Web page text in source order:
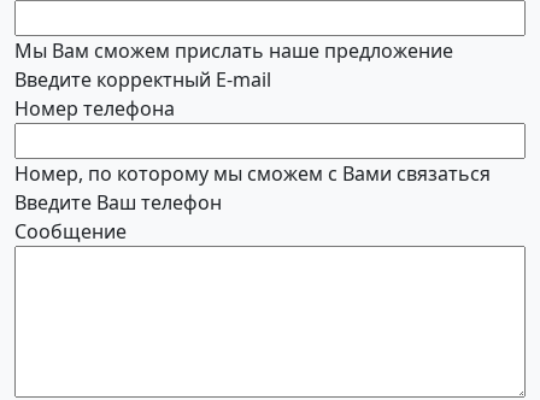
Мы Вам сможем прислать наше предложение
Введите корректный E-mail
Номер телефона
Номер, по которому мы сможем с Вами связаться
Введите Ваш телефон
Сообщение